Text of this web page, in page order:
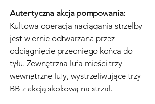
Autentyczna akcja pompowania:
Kultowa operacja naciągania strzelby
jest wiernie odtwarzana przez
odciągnięcie przedniego końca do
tyłu. Zewnętrzna lufa mieści trzy
wewnętrzne lufy, wystrzeliwujące trzy
BB z akcją skokową na strzał.